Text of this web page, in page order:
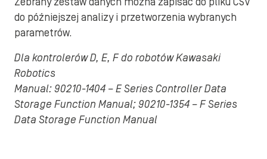
do późniejszej analizy i przetworzenia wybranych
parametrów.
Dla kontrolerów D, E, F do robotów Kawasaki
Robotics
Manual:90210-1404 – E Series Controller Data
Storage Function Manual; 90210-1354 – F Series
Data Storage Function Manual